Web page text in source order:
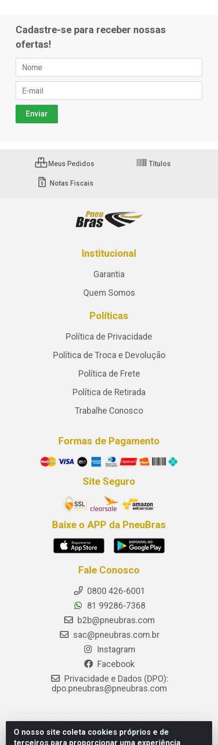
O nosso site coleta cookies próprios e de
terceiros para proporcionar uma experiência
Cadastre-se para receber nossas
ofertas!
Meus Pedidos Títulos
Notas Fiscais
Institucional
Garantia
Quem Somos
Políticas
Política de Privacidade
Política de Troca e Devolução
Política de Frete
Política de Retirada
Trabalhe Conosco
Formas de Pagamento
Site Seguro
Baixe o APP da PneuBras
Fale Conosco
0800 426-6001
81 99286-7368
b2b@pneubras.com
sac@pneubras.com.br
Instagram
Facebook
Privacidade e Dados (DPO):
dpo.pneubras@pneubras.com
PneuBras - Rodovia BR-101, KM 82 - Prazeres,
Jaboatão dos Guararapes/PE - CEP 54.335-000 - CNPJ